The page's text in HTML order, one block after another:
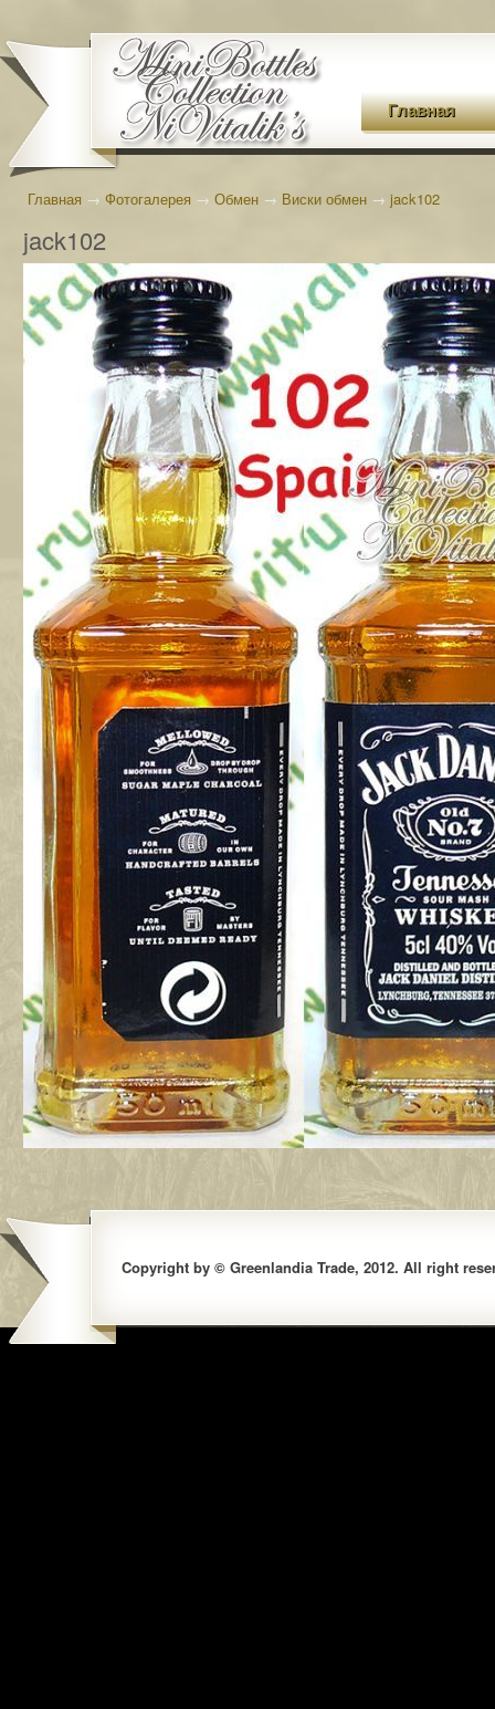
Главная
Главная → Фотогалерея → Обмен → Виски обмен → jack102
jack102
Copyright by © Greenlandia Trade, 2012. All right